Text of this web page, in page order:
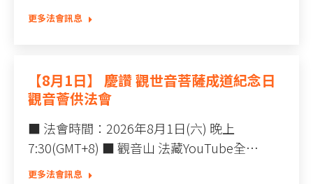
更多法會訊息
【8月1日】 慶讚 觀世音菩薩成道紀念日
觀音薈供法會
■ 法會時間：2026年8月1日(六) 晚上
7:30(GMT+8) ■ 觀音山 法藏YouTube全…
更多法會訊息